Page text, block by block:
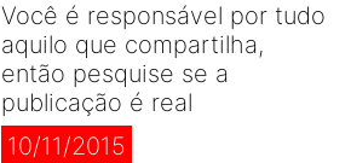
Você é responsável por tudo
aquilo que compartilha,
então pesquise se a
publicação é real
10/11/2015